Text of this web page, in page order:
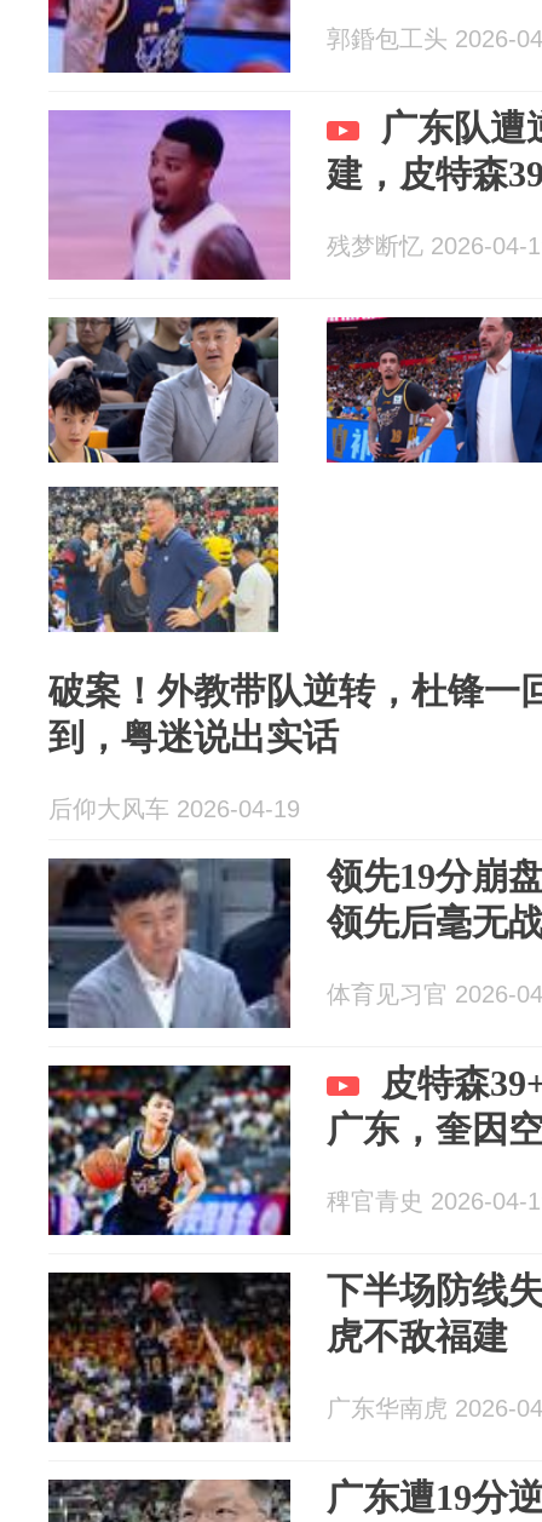
郭錉包工头 2026-
广东队遭
建，皮特森
残梦断忆 2026-04-
破案！外教带队逆转，杜锋一
到，粤迷说出实话
后仰大风车 2026-04-19
领先19分崩
领先后毫无
体育见习官 2026-
皮特森
广东，奎因
稗官青史 2026-04-
下半场防线
虎不敌福建
广东华南虎 2026-
广东遭19分